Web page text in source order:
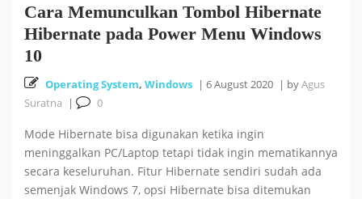
Cara Memunculkan Tombol Hibernate
Hibernate pada Power Menu Windows
10
Operating System, Windows | 6 August 2020 | byAgus
Suratna
| 0
Mode Hibernate bisa digunakan ketika ingin
meninggalkan PC/Laptop tetapi tidak ingin mematikannya
secara keseluruhan. Fitur Hibernate sendiri sudah ada
semenjak Windows 7, opsi Hibernate bisa ditemukan